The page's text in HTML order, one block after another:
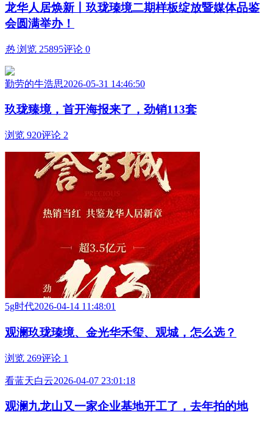
龙华人居焕新丨玖珑瑧境二期样板绽放暨媒体品鉴
会圆满举办！
热 浏览 25895评论 0
勤劳的牛浩思2026-05-31 14:46:50
玖珑臻境，首开海报来了，劲销113套
浏览 920评论 2
5g时代2026-04-14 11:48:01
观澜玖珑瑧境、金光华禾玺、观城，怎么选？
浏览 269评论 1
看蓝天白云2026-04-07 23:01:18
观澜九龙山又一家企业基地开工了，去年拍的地